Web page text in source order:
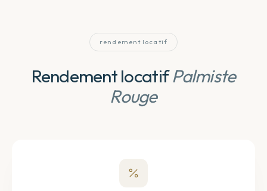
rendement locatif
Rendement locatifPalmiste
Rouge